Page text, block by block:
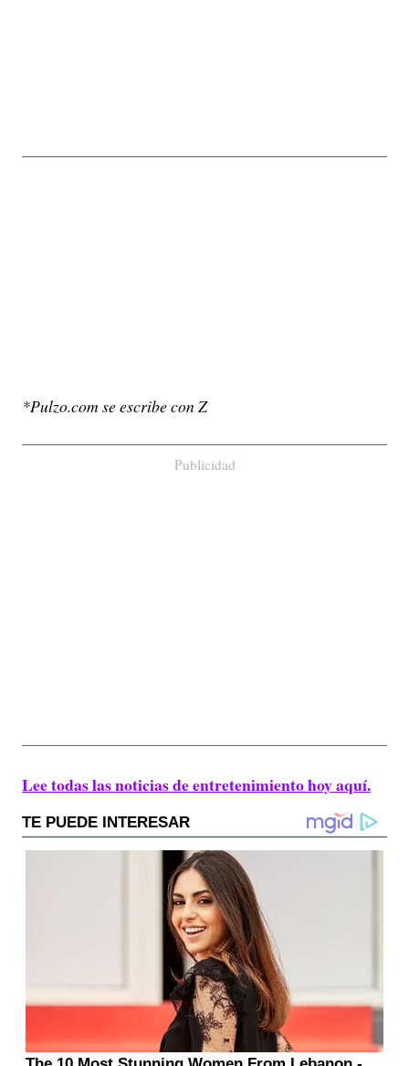
*Pulzo.com se escribe con Z
Publicidad
Lee todas las noticias de entretenimiento hoy aquí.